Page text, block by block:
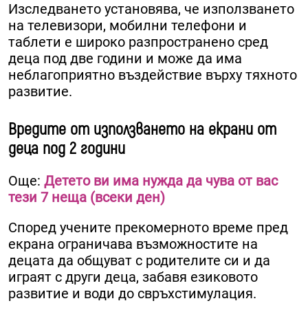
Изследването установява, че използването
на телевизори, мобилни телефони и
таблети е широко разпространено сред
деца под две години и може да има
неблагоприятно въздействие върху тяхното
развитие.
Вредите от използването на екрани от
деца под 2 години
Още: Детето ви има нужда да чува от вас
тези 7 неща (всеки ден)
Според учените прекомерното време пред
екрана ограничава възможностите на
децата да общуват с родителите си и да
играят с други деца, забавя езиковото
развитие и води до свръхстимулация.